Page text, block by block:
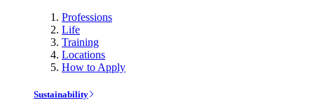
Professions
Life
Training
Locations
How to Apply
Sustainability